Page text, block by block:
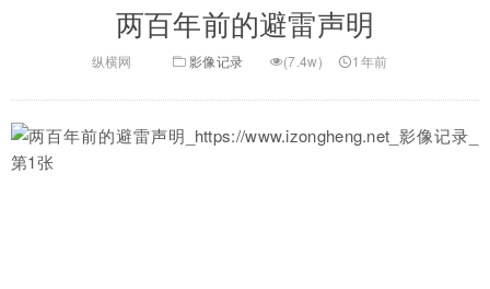
两百年前的避雷声明
纵横网 影像记录 (7.4w) 1年前